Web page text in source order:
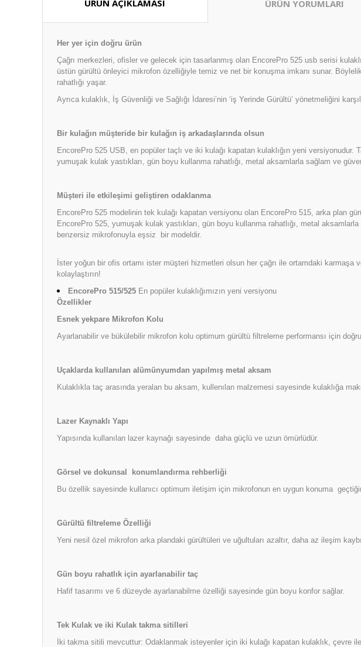
ÜRÜN AÇIKLAMASI ÜRÜN YORUMLARI
Her yer için doğru ürün
Çağrı merkezleri, ofisler ve gelecek için tasarlanmış olan EncorePro 525 usb serisi
üstün gürültü önleyici mikrofon özelliğiyle temiz ve net bir konuşma imkanı sunar.
rahatlığı yaşar.
Ayrıca kulaklık, İş Güvenliği ve Sağlığı İdaresi’nin ‘iş Yerinde Gürültü’ yönetmeliğini
Bir kulağın müşteride bir kulağın iş arkadaşlarında olsun
EncorePro 525 USB, en popüler taçlı ve iki kulağı kapatan kulaklığın yeni
yumuşak kulak yastıkları, gün boyu kullanma rahatlığı, metal aksamlarla sağlam ve
Müşteri ile etkileşimi geliştiren odaklanma
EncorePro 525 modelinin tek kulağı kapatan versiyonu olan EncorePro 515, arka plan
EncorePro 525, yumuşak kulak yastıkları, gün boyu kullanma rahatlığı, metal
benzersiz mikrofonuyla eşsiz bir modeldir.
İster yoğun bir ofis ortamı ister müşteri hizmetleri olsun her çağrı ile ortamdaki
kolaylaştırın!
EncorePro 515/525 En popüler kulaklığımızın yeni versiyonu
Özellikler
Esnek yekpare Mikrofon Kolu
Ayarlanabilir ve bükülebilir mikrofon kolu optimum gürültü filtreleme performansı için
Uçaklarda kullanılan alümünyumdan yapılmış metal aksam
Kulaklıkla taç arasında yeralan bu aksam, kullenılan malzemesi sayesinde kulaklığa
Lazer Kaynaklı Yapı
Yapısında kullanılan lazer kaynağı sayesinde daha güçlü ve uzun ömürlüdür.
Görsel ve dokunsal konumlandırma rehberliği
Bu özellik sayesinde kullanıcı optimum iletişim için mikrofonun en uygun konuma
Gürültü filtreleme Özelliği
Yeni nesil özel mikrofon arka plandaki gürültüleri ve uğultuları azaltır, daha az ileşim
Gün boyu rahatlık için ayarlanabilir taç
Hafif tasarımı ve 6 düzeyde ayarlanabilme özelliği sayesinde gün boyu konfor sağlar.
Tek Kulak ve iki Kulak takma sitilleri
İki takma sitili mevcuttur: Odaklanmak isteyenler için iki kulağı kapatan kulaklık, çevre